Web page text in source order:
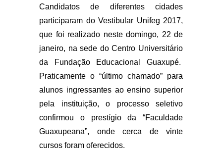
Candidatos de diferentes cidades
participaram do Vestibular Unifeg 2017,
que foi realizado neste domingo, 22 de
janeiro, na sede do Centro Universitário
da Fundação Educacional Guaxupé.
Praticamente o “último chamado” para
alunos ingressantes ao ensino superior
pela instituição, o processo seletivo
confirmou o prestígio da “Faculdade
Guaxupeana”, onde cerca de vinte
cursos foram oferecidos.